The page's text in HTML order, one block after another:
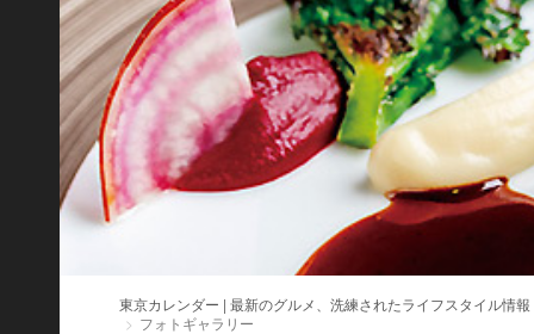
東京カレンダー | 最新のグルメ、洗練されたライフスタイル情報
フォトギャラリー